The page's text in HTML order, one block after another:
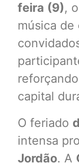
feira (9),
música de
capital
O feriado
intensa
Jordão. A